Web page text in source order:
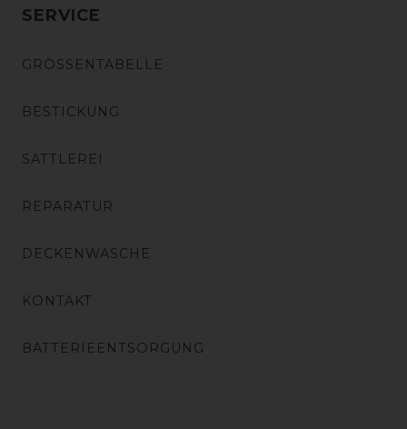
SERVICE
GRÖSSENTABELLE
BESTICKUNG
SATTLEREI
REPARATUR
DECKENWÄSCHE
KONTAKT
BATTERIEENTSORGUNG